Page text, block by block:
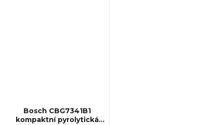
Bosch CBG7341B1
kompaktní pyrolytická